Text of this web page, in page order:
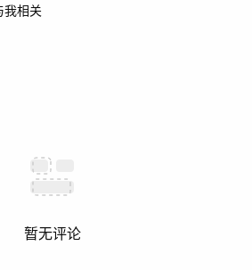
我相关
暂无评论